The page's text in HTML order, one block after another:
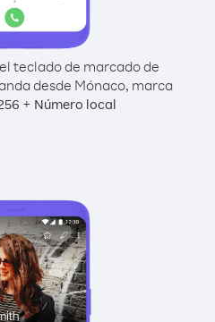
teclado de marcado de
desde Mónaco, marca
+ Número local